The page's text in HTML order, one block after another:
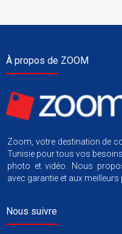
À propos de ZOOM
Zoom, votre destination de
Tunisie pour tous vos
photo et vidéo. Nous
avec garantie et aux meilleurs
Nous suivre